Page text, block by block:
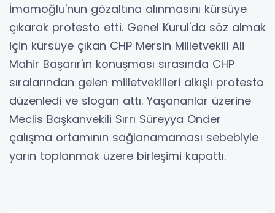
İmamoğlu'nun gözaltına alınmasını kürsüye
çıkarak protesto etti. Genel Kurul'da söz almak
için kürsüye çıkan CHP Mersin Milletvekili Ali
Mahir Başarır'ın konuşması sırasında CHP
sıralarından gelen milletvekilleri alkışlı protesto
düzenledi ve slogan attı. Yaşananlar üzerine
Meclis Başkanvekili Sırrı Süreyya Önder
çalışma ortamının sağlanamaması sebebiyle
yarın toplanmak üzere birleşimi kapattı.